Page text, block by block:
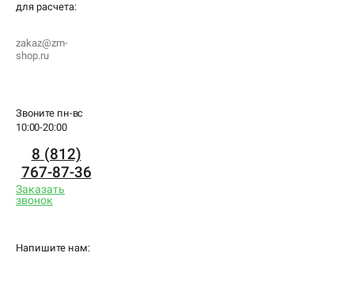
для расчета:
zakaz@zm-
shop.ru
Звоните пн-вс
10:00-20:00
8 (812)
767-87-36
Заказать
звонок
Напишите нам: